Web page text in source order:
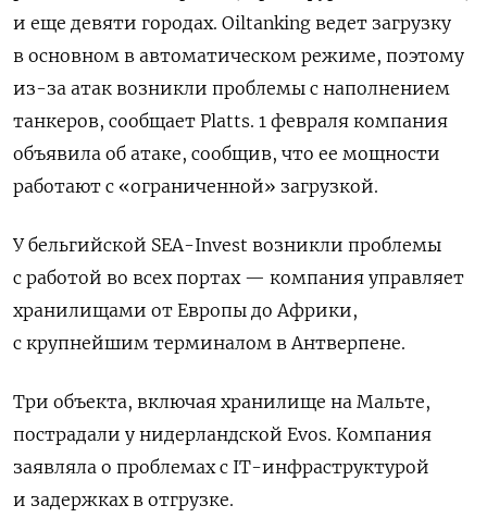
ПОДПИСАТЬСЯ
и еще девяти городах. Oiltanking ведет загрузку
в основном в автоматическом режиме, поэтому
из-за атак возникли проблемы с наполнением
танкеров, сообщает Platts. 1 февраля компания
объявила об атаке, сообщив, что ее мощности
работают с «ограниченной» загрузкой.
У бельгийской SEA-Invest возникли проблемы
с работой во всех портах — компания управляет
хранилищами от Европы до Африки,
с крупнейшим терминалом в Антверпене.
Три объекта, включая хранилище на Мальте,
пострадали у нидерландской Evos. Компания
заявляла о проблемах с IT-инфраструктурой
и задержках в отгрузке.